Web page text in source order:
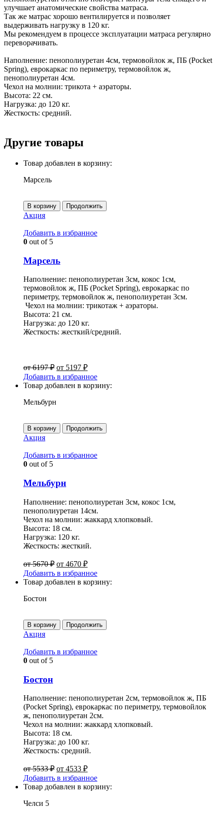
улучшает анатомические свойства матраса.
Так же матрас хорошо вентилируется и позволяет
выдерживать нагрузку в 120 кг.
Мы рекомендуем в процессе эксплуатации матраса регулярно
переворачивать.
Наполнение: пенополиуретан 4см, термовойлок ж, ПБ (Pocket
Spring), еврокаркас по периметру, термовойлок ж,
пенополиуретан 4см.
Чехол на молнии: трикота + аэраторы.
Высота: 22 см.
Нагрузка: до 120 кг.
Жесткость: средний.
Другие товары
Товар добавлен в корзину:
Марсель
В корзину Продолжить
Акция
Добавить в избранное
0 out of 5
Марсель
Наполнение: пенополиуретан 3см, кокос 1см,
термовойлок ж, ПБ (Pocket Spring), еврокаркас по
периметру, термовойлок ж, пенополиуретан 3см.
Чехол на молнии: трикотаж + аэраторы.
Высота: 21 см.
Нагрузка: до 120 кг.
Жесткость: жесткий/средний.
от6197₽ от 5197 ₽
Добавить в избранное
Товар добавлен в корзину:
Мельбурн
В корзину Продолжить
Акция
Добавить в избранное
0 out of 5
Мельбурн
Наполнение: пенополиуретан 3см, кокос 1см,
пенополиуретан 14см.
Чехол на молнии: жаккард хлопковый.
Высота: 18 см.
Нагрузка: 120 кг.
Жесткость: жесткий.
от5670₽ от 4670 ₽
Добавить в избранное
Товар добавлен в корзину:
Бостон
В корзину Продолжить
Акция
Добавить в избранное
0 out of 5
Бостон
Наполнение: пенополиуретан 2см, термовойлок ж, ПБ
(Pocket Spring), еврокаркас по периметру, термовойлок
ж, пенополиуретан 2см.
Чехол на молнии: жаккард хлопковый.
Высота: 18 см.
Нагрузка: до 100 кг.
Жесткость: средний.
от5533₽ от 4533 ₽
Добавить в избранное
Товар добавлен в корзину:
Челси 5